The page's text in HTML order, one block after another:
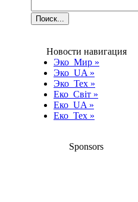
углеродных нанотрубок
генерирует электричество из
Американские Виргинские
Острова хотят уменьшить
потребление топлива на 60% до
2025 года
14.03 | Эко_Мир:
Скульптуры, рождённые из
бумаги
12.03 | Эко_Мир:
Эко_Тех:
Светодиодный эквивалент 100-
Новости навигация
Эко_Мир »
Эко_UA »
Эко_Тех »
Еко_Світ »
Еко_UA »
Еко_Тех »
Sponsors